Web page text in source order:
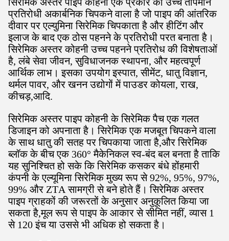
प्रतिरोधी अकार्बनिक चिपकने वाला है जो पाइप की आंतरिक
दीवार पर एल्युमिना सिरेमिक चिपकाता है और हीटिंग और
इलाज के बाद एक ठोस पहनने के प्रतिरोधी परत बनाता है।
सिरेमिक अस्तर कोहनी उच्च पहनने प्रतिरोध की विशेषताओं
है, लंबे सेवा जीवन, सुविधाजनक स्थापना, और महत्वपूर्ण
आर्थिक लाभ। इसका उपयोग इस्पात, सीमेंट, धातु विज्ञान,
थर्मल पावर, और खनन उद्योगों में पाउडर कोयला, राख,
कीचड़,आदि.
सिरेमिक अस्तर पाइप कोहनी के सिरेमिक पैच एक गलत
डिजाइन को अपनाता है। सिरेमिक एक मजबूत चिपकने वाला
के साथ धातु की सतह पर चिपकाया जाता है,और सिरेमिक
ब्लॉक के बीच एक 360° मैकेनिकल स्व-बंद बल बनता है ताकि
यह सुनिश्चित हो सके कि सिरेमिक कसकर बंधे होंहमारी
कंपनी के एल्यूमिना सिरेमिक मुख्य रूप से 92%, 95%, 97%,
99% और ZTA सामग्री से बने होते हैं। सिरेमिक अस्तर
पाइप ग्राहकों की जरूरतों के अनुसार अनुकूलित किया जा
सकता है,मूल रूप से पाइप के आकार से सीमित नहीं, व्यास 1
से 120 इंच या उससे भी अधिक हो सकता है।